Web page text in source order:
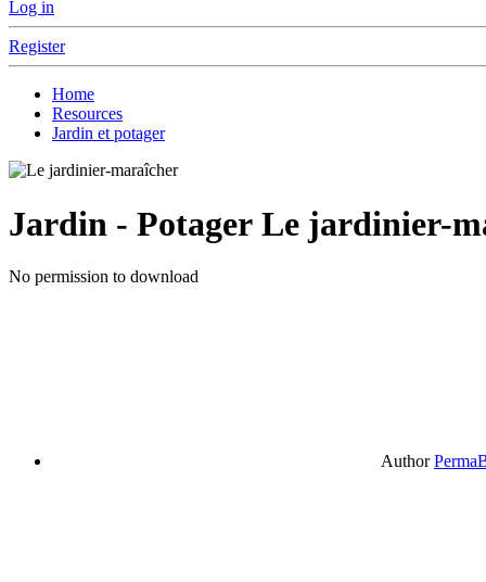
Log in
Register
Home
Resources
Jardin et potager
Jardin - Potager Le jardinier-
No permission to download
Author